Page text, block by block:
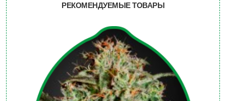
РЕКОМЕНДУЕМЫЕ ТОВАРЫ